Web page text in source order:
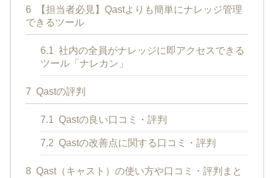
6
【担当者必見】Qastよりも簡単にナレッジ管理
できるツール
6.1 社内の全員がナレッジに即アクセスできる
ツール「ナレカン」
7 Qastの評判
7.1 Qastの良い口コミ・評判
7.2 Qastの改善点に関する口コミ・評判
8 Qast（キャスト）の使い方や口コミ・評判まと